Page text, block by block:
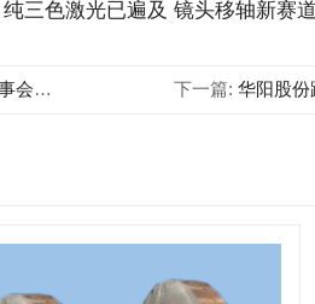
色激光已遍及 镜头移轴新赛道
公告 下一篇: 华阳股份